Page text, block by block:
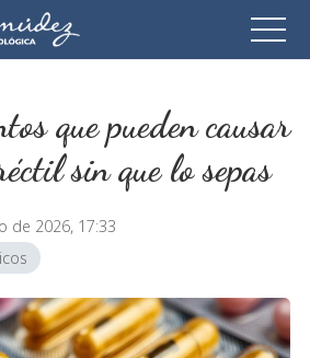
que pueden causar
sin que lo sepas
de 2026, 17:33